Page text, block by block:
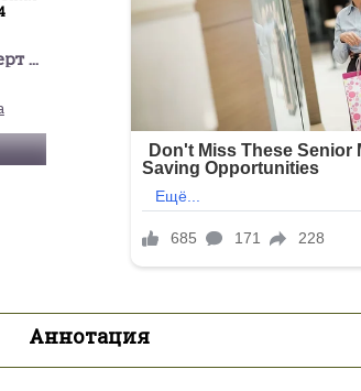
Шелтон Герберт Макголфин
Аннотация